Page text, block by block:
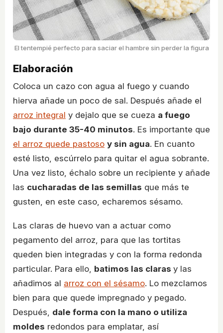
El tentempié perfecto para saciar el hambre sin perder la figura
Elaboración
Coloca un cazo con agua al fuego y cuando
hierva añade un poco de sal. Después añade el
arroz integral y dejalo que se cueza a fuego
bajo durante 35-40 minutos. Es importante que
el arroz quede pastoso y sin agua. En cuanto
esté listo, escúrrelo para quitar el agua sobrante.
Una vez listo, échalo sobre un recipiente y añade
las cucharadas de las semillas que más te
gusten, en este caso, echaremos sésamo.
Las claras de huevo van a actuar como
pegamento del arroz, para que las tortitas
queden bien integradas y con la forma redonda
particular. Para ello, batimos las claras y las
añadimos al arroz con el sésamo. Lo mezclamos
bien para que quede impregnado y pegado.
Después, dale forma con la mano o utiliza
moldes redondos para emplatar, así